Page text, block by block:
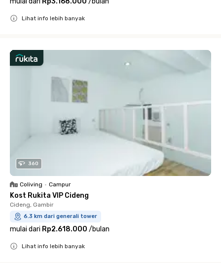
Lihat info lebih banyak
360
Coliving • Campur
Kost Rukita VIP Cideng
Cideng, Gambir
6.3 km dari generali tower
mulai dari Rp2.618.000 /bulan
Lihat info lebih banyak